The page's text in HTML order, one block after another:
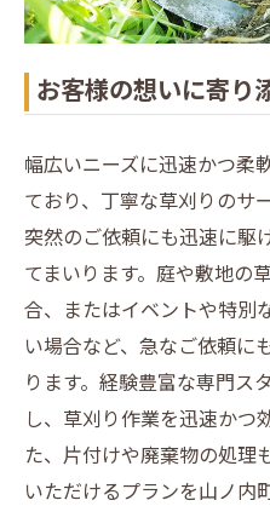
お客様の想いに寄り
幅広いニーズに迅速かつ柔
ており、丁寧な草刈りのサ
突然のご依頼にも迅速に駆
てまいります。庭や敷地の
合、またはイベントや特別
い場合など、急なご依頼に
ります。経験豊富な専門ス
し、草刈り作業を迅速かつ
た、片付けや廃棄物の処理
いただけるプランを山ノ内